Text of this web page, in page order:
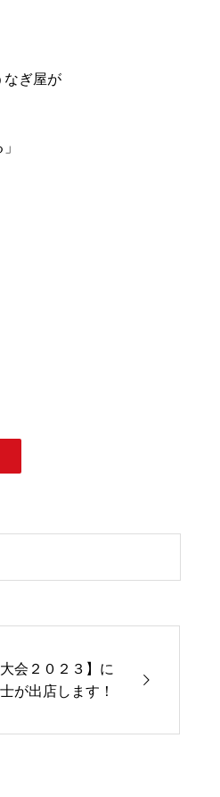
なぎ屋が
会２０２３】に
が出店します！